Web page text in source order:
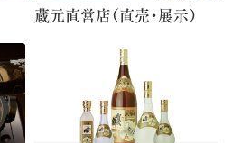
蔵元直営店（直売・展示）